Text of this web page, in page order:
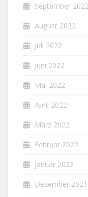
September
August 2022
Juli 2022
Juni 2022
Mai 2022
April 2022
März 2022
Februar 2022
Januar 2022
Dezember 2021